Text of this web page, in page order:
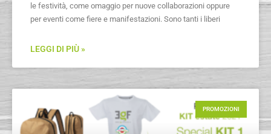
le festività, come omaggio per nuove collaborazioni oppure
per eventi come fiere e manifestazioni. Sono tanti i liberi
LEGGI DI PIÙ »
PROMOZIONI